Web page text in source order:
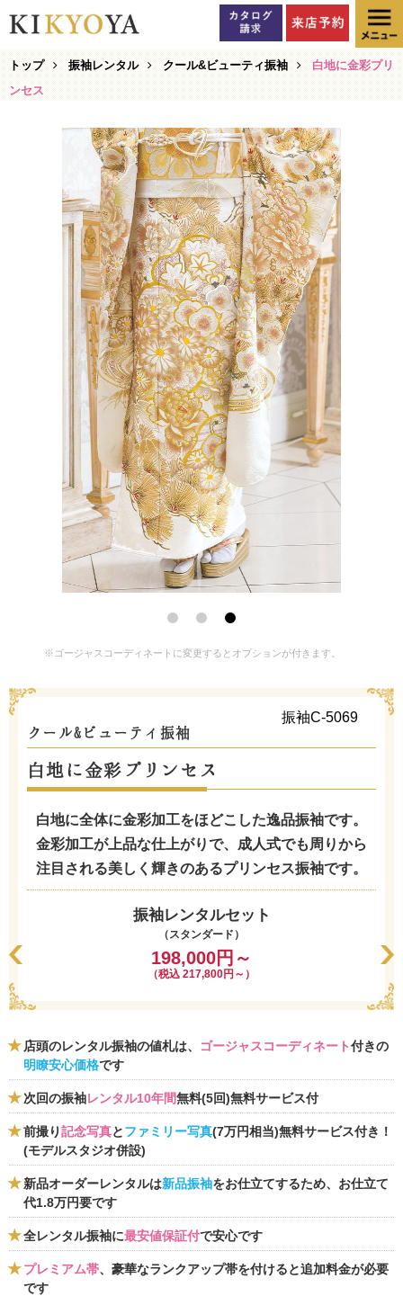
トップ 振袖レンタル クール&ビューティ振袖
白地に金彩プリ
ンセス
※ゴージャスコーディネートに変更するとオプションが付きます。
振袖C-5069
クール&ビューティ振袖
白地に金彩プリンセス
白地に全体に金彩加工をほどこした逸品振袖です。
金彩加工が上品な仕上がりで、成人式でも周りから
注目される美しく輝きのあるプリンセス振袖です。
振袖レンタルセット
（スタンダード）
198,000円～
（税込 217,800円～）
店頭のレンタル振袖の値札は、 ゴージャスコーディネート付きの
明瞭安心価格です
次回の振袖レンタル10年間無料(5回)無料サービス付
前撮り記念写真とファミリー写真(7万円相当)無料サービス付き！
(モデルスタジオ併設)
新品オーダーレンタルは新品振袖をお仕立てするため、お仕立て
代1.8万円要です
全レンタル振袖に最安値保証付で安心です
プレミアム帯、豪華なランクアップ帯を付けると追加料金が必要
です